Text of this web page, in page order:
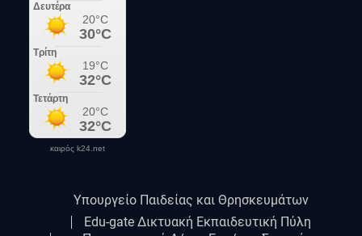
καιρός k24.net
Υπουργείο Παιδείας και Θρησκευμάτων
Edu-gate Δικτυακή Εκπαιδευτική Πύλη